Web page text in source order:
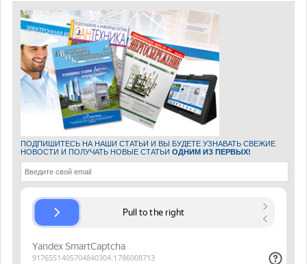
ПОДПИШИТЕСЬ НА НАШИ СТАТЬИ И ВЫ БУДЕТЕ УЗНАВАТЬ СВЕЖИЕ
НОВОСТИ И ПОЛУЧАТЬ НОВЫЕ СТАТЬИ ОДНИМ ИЗ ПЕРВЫХ!